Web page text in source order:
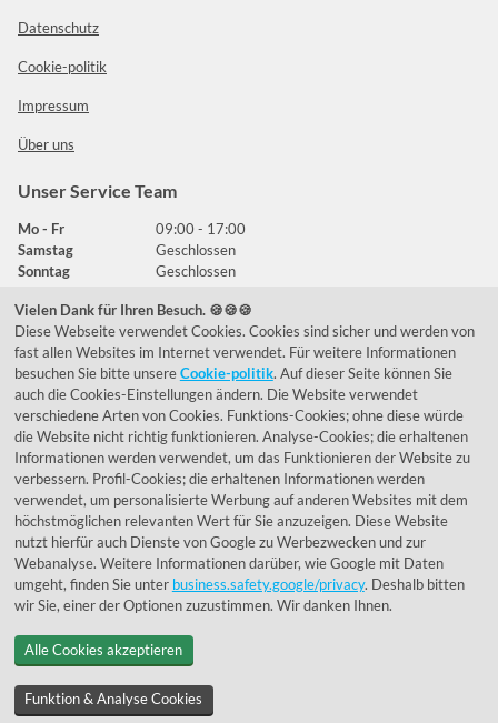
Datenschutz
Cookie-politik
Impressum
Über uns
Unser Service Team
Mo - Fr
09:00 - 17:00
Samstag
Geschlossen
Sonntag
Geschlossen
Häufig gestellte Fragen
039292 - 678215
de@lumidora.com
FacebookInstagram
Kundenmeinungen
Exzellent - eKomi.de
Vielen Dank für Ihren Besuch. 🍪🍪🍪
Diese Webseite verwendet Cookies. Cookies sind sicher und werden von
fast allen Websites im Internet verwendet. Für weitere Informationen
besuchen Sie bitte unsereCookie-politik. Auf dieser Seite können Sie
auch die Cookies-Einstellungen ändern. Die Website verwendet
verschiedene Arten von Cookies. Funktions-Cookies; ohne diese würde
die Website nicht richtig funktionieren. Analyse-Cookies; die erhaltenen
Informationen werden verwendet, um das Funktionieren der Website zu
verbessern. Profil-Cookies; die erhaltenen Informationen werden
verwendet, um personalisierte Werbung auf anderen Websites mit dem
höchstmöglichen relevanten Wert für Sie anzuzeigen. Diese Website
nutzt hierfür auch Dienste von Google zu Werbezwecken und zur
Webanalyse. Weitere Informationen darüber, wie Google mit Daten
umgeht, finden Sie unter business.safety.google/privacy. Deshalb bitten
wir Sie, einer der Optionen zuzustimmen. Wir danken Ihnen.
Alle Cookies akzeptieren
Funktion & Analyse Cookies